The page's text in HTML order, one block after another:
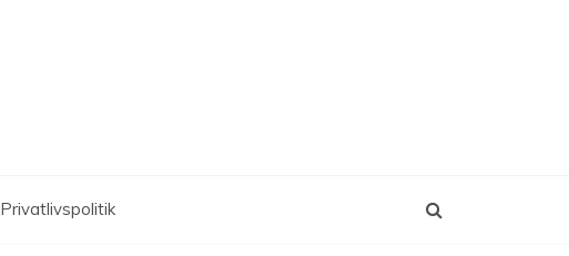
Privatlivspolitik